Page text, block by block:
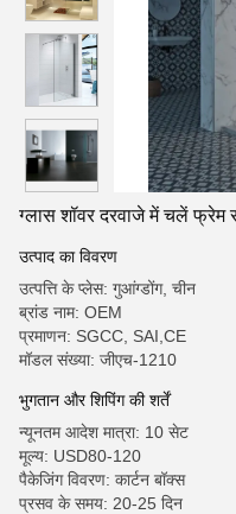
ग्लास शॉवर दरवाजे में चलें फ्रेम
उत्पाद का विवरण
उत्पत्ति के प्लेस: गुआंग्डोंग, चीन
ब्रांड नाम: OEM
प्रमाणन: SGCC, SAI,CE
मॉडल संख्या: जीएच-1210
भुगतान और शिपिंग की शर्तें
न्यूनतम आदेश मात्रा: 10 सेट
मूल्य: USD80-120
पैकेजिंग विवरण: कार्टन बॉक्स
प्रसव के समय: 20-25 दिन